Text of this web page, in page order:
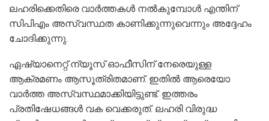
ലഹരിക്കെതിരെ വാർത്തകൾ നൽകുമ്പോൾ എന്തിന്
സിപിഎം അസ്വസ്ഥത കാണിക്കുന്നുവെന്നും അദ്ദേഹം
ചോദിക്കുന്നു.
ഏഷ്യാനെറ്റ് ന്യൂസ് ഓഫീസിന് നേരെയുള്ള
ആക്രമണം ആസൂത്രിതമാണ്. ഇതിൽ ആരെയോ
വാർത്ത അസ്വസ്ഥമാക്കിയിട്ടുണ്ട്. ഇത്തരം
പ്രതിഷേധങ്ങൾ വക വെക്കരുത്. ലഹരി വിരുദ്ധ